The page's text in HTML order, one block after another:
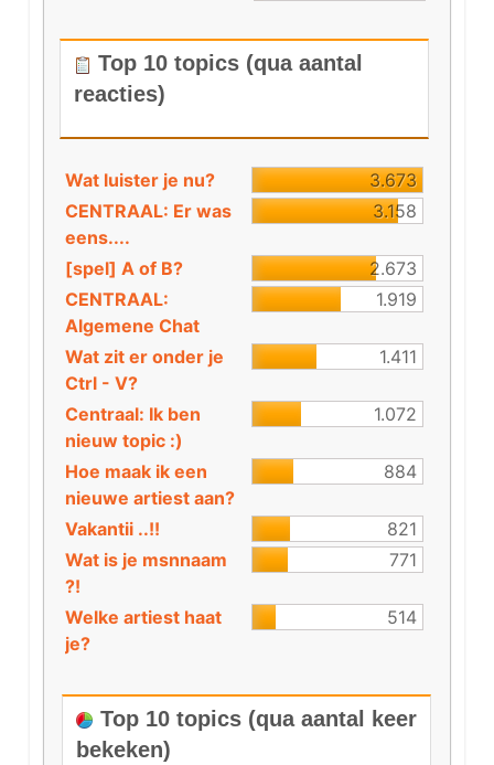
Top 10 topics (qua aantal
reacties)
Wat luister je nu?
3.673
CENTRAAL: Er was
eens....
3.158
[spel] A of B?
2.673
CENTRAAL:
Algemene Chat
1.919
Wat zit er onder je
Ctrl - V?
1.411
Centraal: Ik ben
nieuw topic :)
1.072
Hoe maak ik een
nieuwe artiest aan?
884
Vakantii ..!!
821
Wat is je msnnaam
?!
771
Welke artiest haat
je?
514
Top 10 topics (qua aantal keer
bekeken)